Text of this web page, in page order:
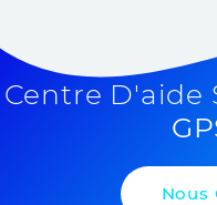
Centre D'aide
Nous